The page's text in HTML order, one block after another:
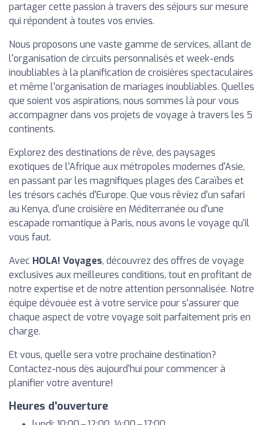
partager cette passion à travers des séjours sur mesure
qui répondent à toutes vos envies.
Nous proposons une vaste gamme de services, allant de
l'organisation de circuits personnalisés et week-ends
inoubliables à la planification de croisières spectaculaires
et même l'organisation de mariages inoubliables. Quelles
que soient vos aspirations, nous sommes là pour vous
accompagner dans vos projets de voyage à travers les 5
continents.
Explorez des destinations de rêve, des paysages
exotiques de l'Afrique aux métropoles modernes d'Asie,
en passant par les magnifiques plages des Caraïbes et
les trésors cachés d'Europe. Que vous rêviez d'un safari
au Kenya, d'une croisière en Méditerranée ou d'une
escapade romantique à Paris, nous avons le voyage qu'il
vous faut.
Avec HOLA! Voyages, découvrez des offres de voyage
exclusives aux meilleures conditions, tout en profitant de
notre expertise et de notre attention personnalisée. Notre
équipe dévouée est à votre service pour s'assurer que
chaque aspect de votre voyage soit parfaitement pris en
charge.
Et vous, quelle sera votre prochaine destination?
Contactez-nous dès aujourd'hui pour commencer à
planifier votre aventure!
Heures d'ouverture